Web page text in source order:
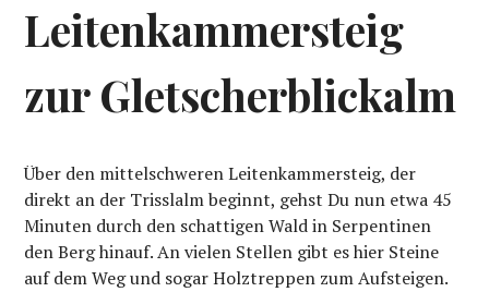
Leitenkammersteig
zur Gletscherblickalm
Über den mittelschweren Leitenkammersteig, der
direkt an der Trisslalm beginnt, gehst Du nun etwa 45
Minuten durch den schattigen Wald in Serpentinen
den Berg hinauf. An vielen Stellen gibt es hier Steine
auf dem Weg und sogar Holztreppen zum Aufsteigen.